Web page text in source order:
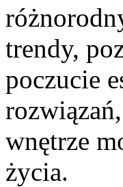
trendy,
poczucie
wnętrze
życia.